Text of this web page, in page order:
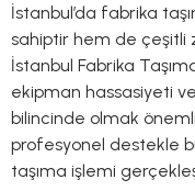
İstanbul’da fabrika
sahiptir hem de çeşitli
İstanbul Fabrika
ekipman hassasiyeti
bilincinde olmak
profesyonel destekle
taşıma işlemi